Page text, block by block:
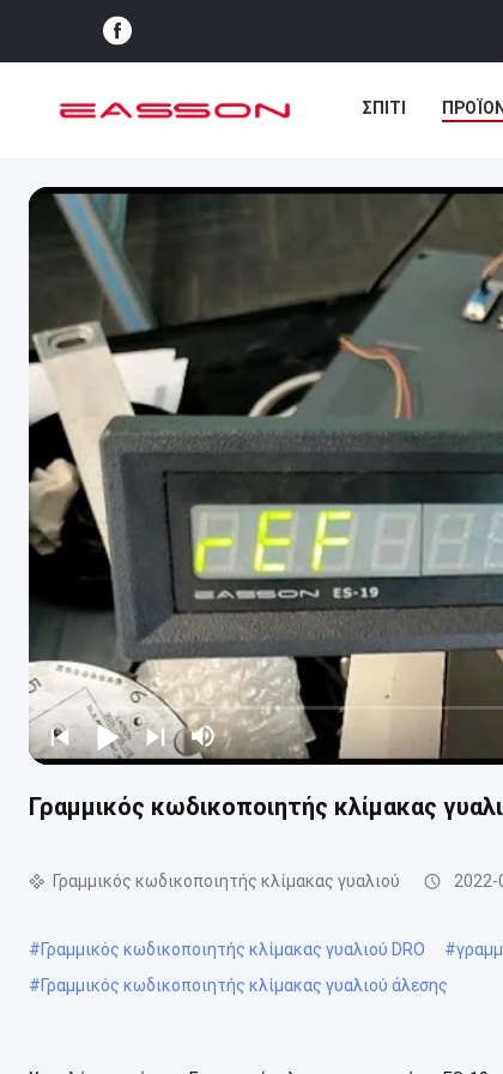
ΣΠΊΤΙ
Γραμμικός κωδικοποιητής κλίμακας
Γραμμικός κωδικοποιητής κλίμακας γυαλιού 2022-
#Γραμμικός κωδικοποιητής κλίμακας γυαλιού DRO #
#Γραμμικός κωδικοποιητής κλίμακας γυαλιού άλεσης